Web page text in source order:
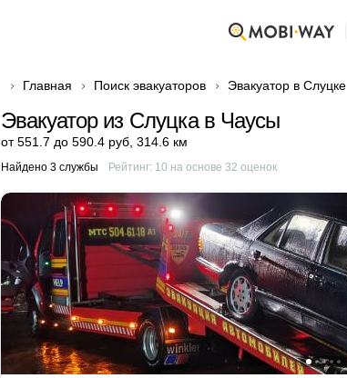
Главная Поиск эвакуаторов Эвакуатор в Слуцке
Эвакуатор из Слуцка в Чаусы
от 551.7 до 590.4 руб 314.6 км
Найдено 3 службы Рейтинг: 10 на основе 32 оценок